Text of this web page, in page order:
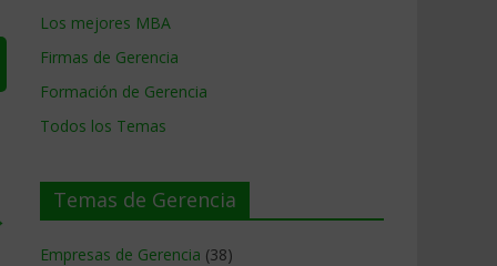
Los mejores MBA
Firmas de Gerencia
Formación de Gerencia
Todos los Temas
Temas de Gerencia
Empresas de Gerencia (38)